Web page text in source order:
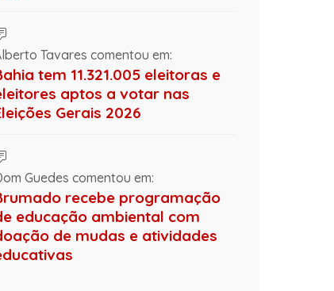
Tavares comentou em:
tem 11.321.005 eleitoras e
aptos a votar nas
Gerais 2026
Guedes comentou em:
recebe programação
educação ambiental com
de mudas e atividades